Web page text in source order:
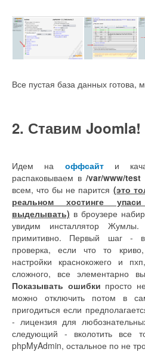
Все пустая база данных готова,
2. Ставим Joomla!
Идем на оффсайти
распаковываем в /var/www/test
всем, что бы не парится (это
реальном хостинге
выделывать) в броузере
увидим инсталлятор
примитивно. Первый шаг -
проверка, если что то
настройки краснокожего и
сложного, все элементарно
Показывать ошибки просто
можно отключить потом в
пригодиться если
- лицензия для
следующий - вколотить все
phpMyAdmin, остальное по не